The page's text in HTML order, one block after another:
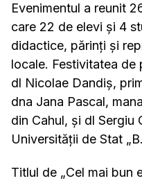
Evenimentul a reunit
care 22 de elevi și 4
didactice, părinți și
locale. Festivitatea
dl Nicolae Dandiș,
dna Jana Pascal,
din Cahul, și dl Sergiu
Universității de Stat
Titlul de „Cel mai bun